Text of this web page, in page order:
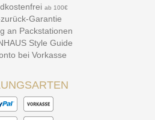
ab 100€
Garantie
an Packstationen
Style Guide
bei Vorkasse